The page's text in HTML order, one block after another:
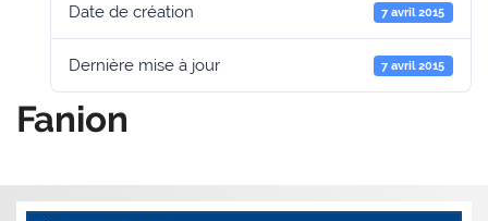
Date de création 7 avril 2015
Dernière mise à jour 7 avril 2015
Fanion